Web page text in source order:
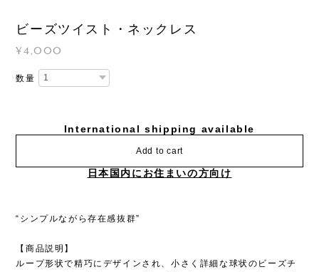
ビーズツイスト・ネックレス
¥4,000
数量
International shipping available
Add to cart
日本国内にお住まいの方向け
“シンプルながら存在感抜群”
【商品説明】
ループ形状で精巧にデザインされ、小さく詳細な球状のビーズチ